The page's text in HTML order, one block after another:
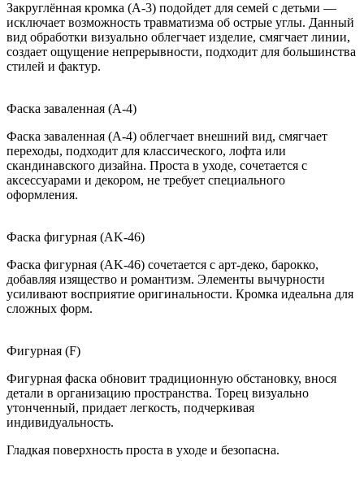
Закруглённая кромка (A-3) подойдет для семей с детьми —
исключает возможность травматизма об острые углы. Данный
вид обработки визуально облегчает изделие, смягчает линии,
создает ощущение непрерывности, подходит для большинства
стилей и фактур.
Фаска заваленная (A-4)
Фаска заваленная (A-4) облегчает внешний вид, смягчает
переходы, подходит для классического, лофта или
скандинавского дизайна. Проста в уходе, сочетается с
аксессуарами и декором, не требует специального
оформления.
Фаска фигурная (AK-46)
Фаска фигурная (AK-46) сочетается с арт-деко, барокко,
добавляя изящество и романтизм. Элементы вычурности
усиливают восприятие оригинальности. Кромка идеальна для
сложных форм.
Фигурная (F)
Фигурная фаска обновит традиционную обстановку, внося
детали в организацию пространства. Торец визуально
утонченный, придает легкость, подчеркивая
индивидуальность.
Гладкая поверхность проста в уходе и безопасна.